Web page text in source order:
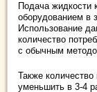
Подача жидкости
оборудованием в
Использование
количество
с обычным
Также
уменьшить в 3-4